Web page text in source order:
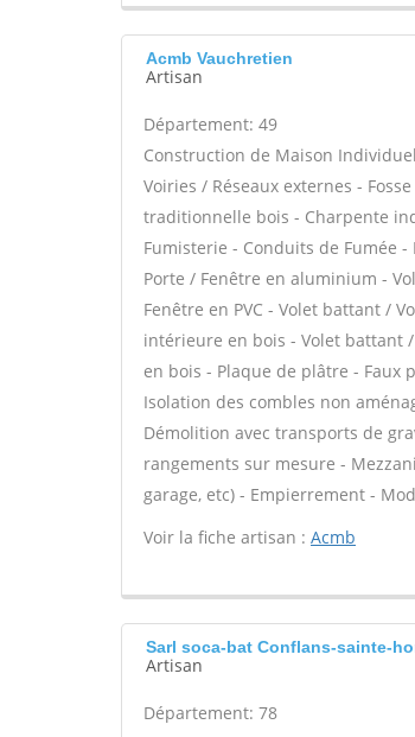
Acmb Vauchretien
Artisan
Département: 49
Construction de Maison
Voiries / Réseaux externes -
traditionnelle bois - Charpente
Fumisterie - Conduits de Fumée
Porte / Fenêtre en aluminium -
Fenêtre en PVC - Volet battant /
intérieure en bois - Volet battant
en bois - Plaque de plâtre -
Isolation des combles non
Démolition avec transports de
rangements sur mesure -
garage, etc) - Empierrement -
Voir la fiche artisan : Acmb
Sarl soca-bat Conflans-sainte-
Artisan
Département: 78